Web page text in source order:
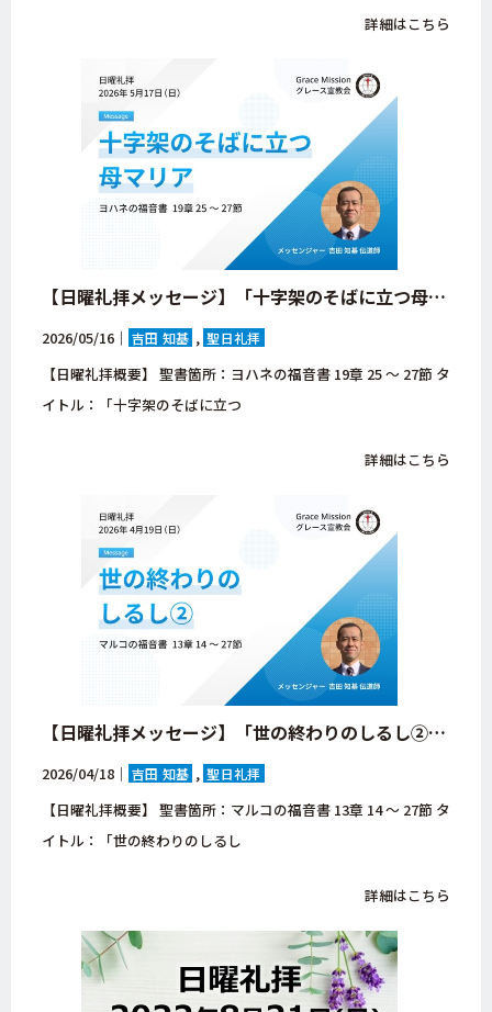
詳細はこちら
【日曜礼拝メッセージ】「十字架のそばに立つ母マリア」ヨハネの福音書 19章 25 ～ 27節【大阪府・八尾市・グレース宣教会・キリスト教会】
2026/05/16｜ 吉田 知基 聖日礼拝
【日曜礼拝概要】 聖書箇所：ヨハネの福音書 19章 25 ～ 27節 タ
イトル：「十字架のそばに立つ
詳細はこちら
【日曜礼拝メッセージ】「世の終わりのしるし②」マルコの福音書 13章 14 ～ 27節【大阪府・八尾市・グレース宣教会・キリスト教会】
2026/04/18｜ 吉田 知基 聖日礼拝
【日曜礼拝概要】 聖書箇所：マルコの福音書 13章 14 ～ 27節 タ
イトル：「世の終わりのしるし
詳細はこちら